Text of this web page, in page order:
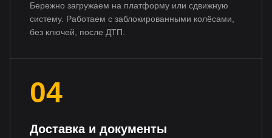
Бережно загружаем на платформу или сдвижную
систему. Работаем с заблокированными колёсами,
без ключей, после ДТП.
04
Доставка и документы